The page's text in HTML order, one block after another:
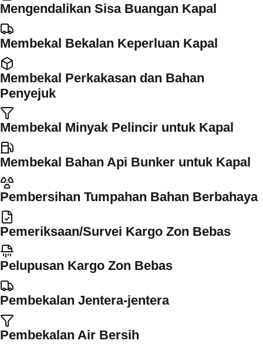
Mengendalikan Sisa Buangan Kapal
Membekal Bekalan Keperluan Kapal
Membekal Perkakasan dan Bahan
Penyejuk
Membekal Minyak Pelincir untuk Kapal
Membekal Bahan Api Bunker untuk Kapal
Pembersihan Tumpahan Bahan Berbahaya
Pemeriksaan/Survei Kargo Zon Bebas
Pelupusan Kargo Zon Bebas
Pembekalan Jentera-jentera
Pembekalan Air Bersih